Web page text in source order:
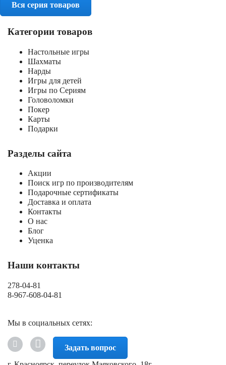
Вся серия товаров
Категории товаров
Настольные игры
Шахматы
Нарды
Игры для детей
Игры по Сериям
Головоломки
Покер
Карты
Подарки
Разделы сайта
Акции
Поиск игр по производителям
Подарочные сертификаты
Доставка и оплата
Контакты
О нас
Блог
Уценка
Наши контакты
278-04-81
8-967-608-04-81
Мы в социальных сетях:
Задать вопрос